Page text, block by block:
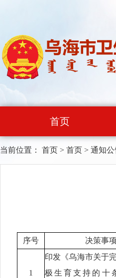
首页
当前位置： 首页 > 首页 > 通知公
序号 决策事项
1
印发 《乌海市关于
极生育支持的十